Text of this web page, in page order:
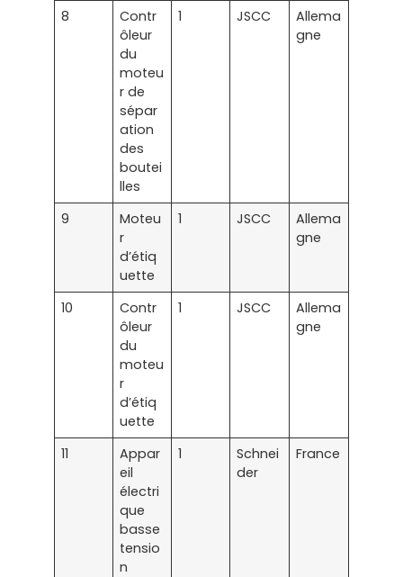
8
Contr
ôleur
du
moteu
r de
sépar
ation
des
boutei
lles
1 JSCC
Allema
gne
9
Moteu
r
d’étiq
uette
1 JSCC
Allema
gne
10
Contr
ôleur
du
moteu
r
d’étiq
uette
1 JSCC
Allema
gne
11
Appar
eil
électri
que
basse
tensio
n
1
Schnei
der
France